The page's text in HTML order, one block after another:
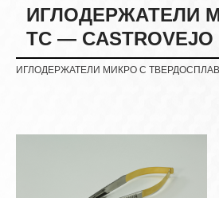
ИГЛОДЕРЖАТЕЛИ
ТС —
ИГЛОДЕРЖАТЕЛИ МИКРО С